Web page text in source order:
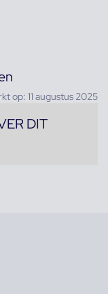
op: 11 augustus 2025
DIT